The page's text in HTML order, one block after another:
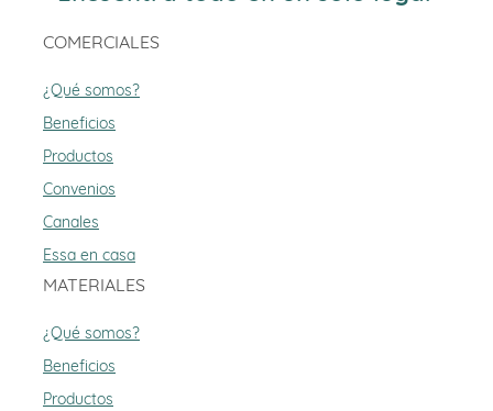
COMERCIALES
¿Qué somos?
Beneficios
Productos
Convenios
Canales
Essa en casa
MATERIALES
¿Qué somos?
Beneficios
Productos